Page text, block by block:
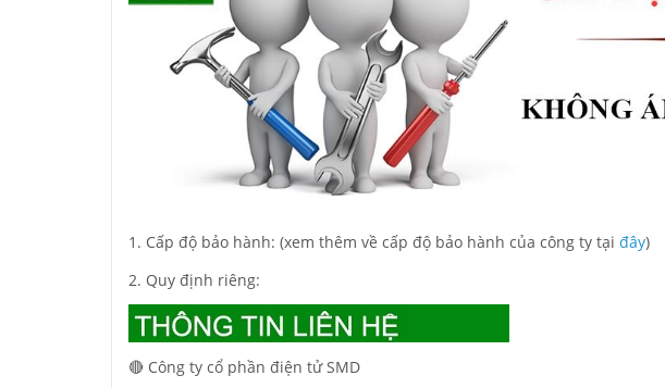
1. Cấp độ bảo hành: (xem thêm về cấp độ bảo hành của công ty tại đây)
2. Quy định riêng:
🔴 Công ty cổ phần điện tử SMD